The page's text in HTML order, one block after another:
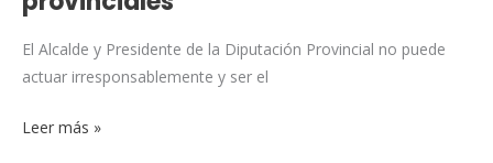
El Alcalde y Presidente de la Diputación Provincial no puede
actuar irresponsablemente y ser el
de
casi
tres
de
Leer más »